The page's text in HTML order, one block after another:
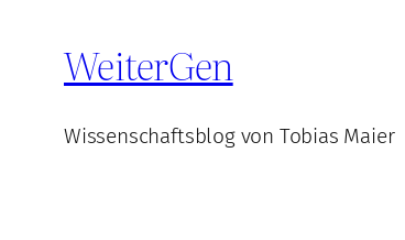
WeiterGen
Wissenschaftsblog von Tobias Maier